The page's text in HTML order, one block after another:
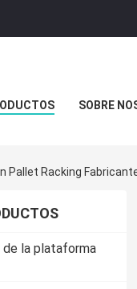
SOBRE
Pallet Racking
la plataforma